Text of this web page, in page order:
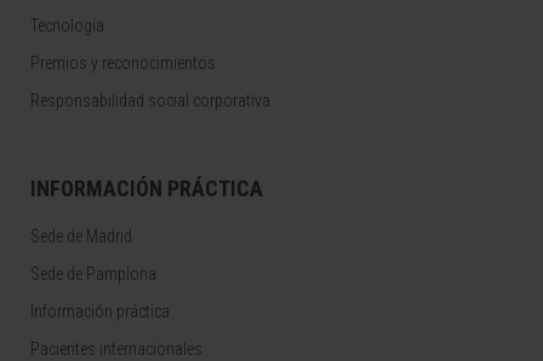
Tecnología
Premios y reconocimientos
Responsabilidad social corporativa
INFORMACIÓN PRÁCTICA
Sede de Madrid
Sede de Pamplona
Información práctica
Pacientes internacionales